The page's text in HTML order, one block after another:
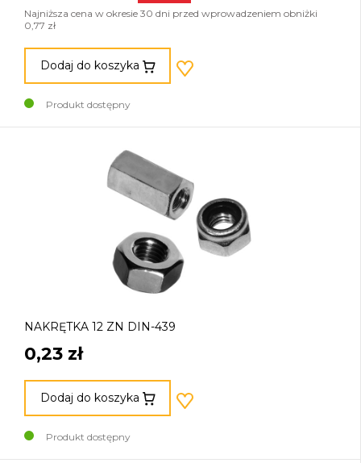
Najniższa cena w okresie 30 dni przed wprowadzeniem obniżki
0,77 zł
Dodaj do koszyka
Produkt dostępny
NAKRĘTKA 12 ZN DIN-439
0,23 zł
Dodaj do koszyka
Produkt dostępny